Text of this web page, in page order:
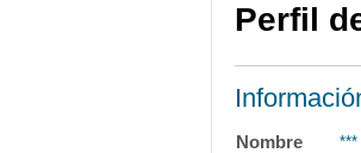
Perfil
Nombre ***